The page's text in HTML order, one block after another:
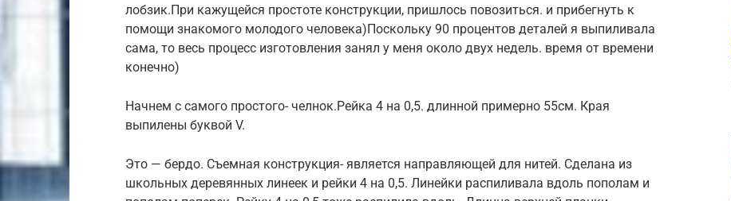
лобзик.При кажущейся простоте конструкции, пришлось повозиться. и прибегнуть к
помощи знакомого молодого человека)Поскольку 90 процентов деталей я выпиливала
сама, то весь процесс изготовления занял у меня около двух недель. время от времени
конечно)
Начнем с самого простого- челнок.Рейка 4 на 0,5. длинной примерно 55см. Края
выпилены буквой V.
Это — бердо. Съемная конструкция- является направляющей для нитей. Сделана из
школьных деревянных линеек и рейки 4 на 0,5. Линейки распиливала вдоль пополам и